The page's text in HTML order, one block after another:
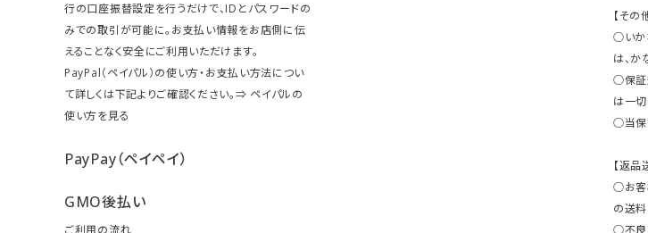
行の口座振替設定を行うだけで、IDとパスワードの
みでの取引が可能に。お支払い情報をお店側に伝
えることなく安全にご利用いただけます。
PayPal（ペイパル）の使い方・お支払い方法につい
て詳しくは下記よりご確認ください。⇒ ペイパルの
使い方を見る
PayPay（ペイペイ）
GMO後払い
ご利用の流れ
【その
○いか
は、か
○保証
は一切
○当保
【返品
○お客
の送料
○不良